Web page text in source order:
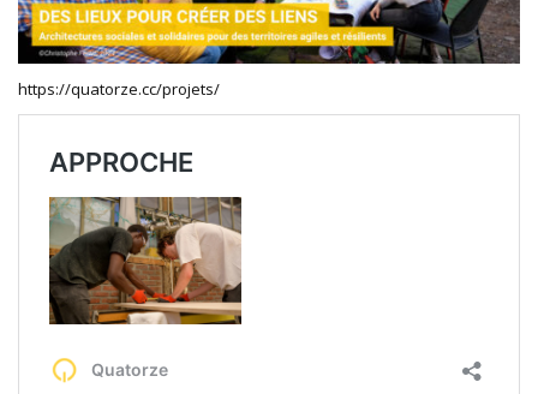
https://quatorze.cc/projets/